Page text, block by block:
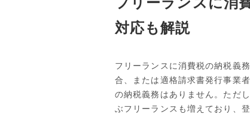
対応も解説
フリーランスに消費税の納税義
合、または適格請求書発行事業
の納税義務はありません。ただ
ぶフリーランスも増えており、